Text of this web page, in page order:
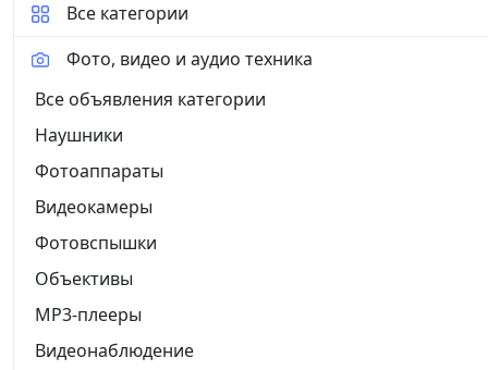
Все категории
Фото, видео и аудио техника
Все объявления категории
Наушники
Фотоаппараты
Видеокамеры
Фотовспышки
Объективы
MP3-плееры
Видеонаблюдение